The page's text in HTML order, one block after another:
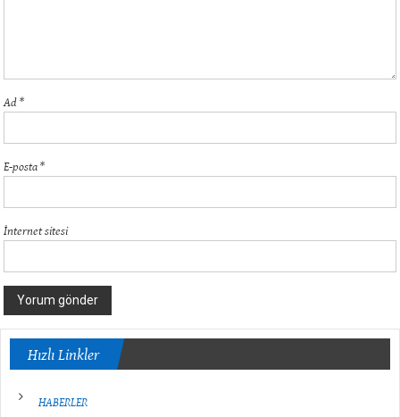
Ad*
E-posta*
İnternet sitesi
Hızlı Linkler
HABERLER